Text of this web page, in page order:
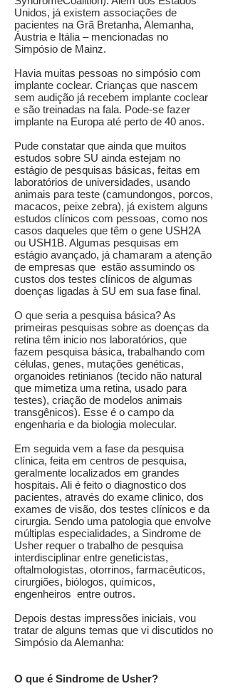
Unidos, já existem associações de
pacientes na Grã Bretanha, Alemanha,
Áustria e Itália – mencionadas no
Simpósio de Mainz.
Havia muitas pessoas no simpósio com
implante coclear. Crianças que nascem
sem audição já recebem implante coclear
e são treinadas na fala. Pode-se fazer
implante na Europa até perto de 40 anos.
Pude constatar que ainda que muitos
estudos sobre SU ainda estejam no
estágio de pesquisas básicas, feitas em
laboratórios de universidades, usando
animais para teste (camundongos, porcos,
macacos, peixe zebra), já existem alguns
estudos clínicos com pessoas, como nos
casos daqueles que têm o gene USH2A
ou USH1B. Algumas pesquisas em
estágio avançado, já chamaram a atenção
de empresas que estão assumindo os
custos dos testes clínicos de algumas
doenças ligadas à SU em sua fase final.
O que seria a pesquisa básica? As
primeiras pesquisas sobre as doenças da
retina têm inicio nos laboratórios, que
fazem pesquisa básica, trabalhando com
células, genes, mutações genéticas,
organoides retinianos (tecido não natural
que mimetiza uma retina, usado para
testes), criação de modelos animais
transgênicos). Esse é o campo da
engenharia e da biologia molecular.
Em seguida vem a fase da pesquisa
clínica, feita em centros de pesquisa,
geralmente localizados em grandes
hospitais. Ali é feito o diagnostico dos
pacientes, através do exame clinico, dos
exames de visão, dos testes clínicos e da
cirurgia. Sendo uma patologia que envolve
múltiplas especialidades, a Sindrome de
Usher requer o trabalho de pesquisa
interdisciplinar entre geneticistas,
oftalmologistas, otorrinos, farmacêuticos,
cirurgiões, biólogos, químicos,
engenheiros entre outros.
Depois destas impressões iniciais, vou
tratar de alguns temas que vi discutidos no
Simpósio da Alemanha:
O que é Sindrome de Usher?